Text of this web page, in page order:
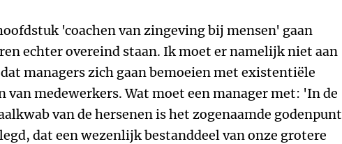
'coachen van zingeving bij mensen' gaan
echter overeind staan. Ik moet er namelijk niet aan
managers zich gaan bemoeien met existentiële
van medewerkers. Wat moet een manager met: 'In de
van de hersenen is het zogenaamde godenpunt
dat een wezenlijk bestanddeel van onze grotere